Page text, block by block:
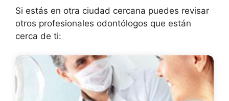
Si estás en otra ciudad cercana puedes revisar
otros profesionales odontólogos que están
cerca de ti: